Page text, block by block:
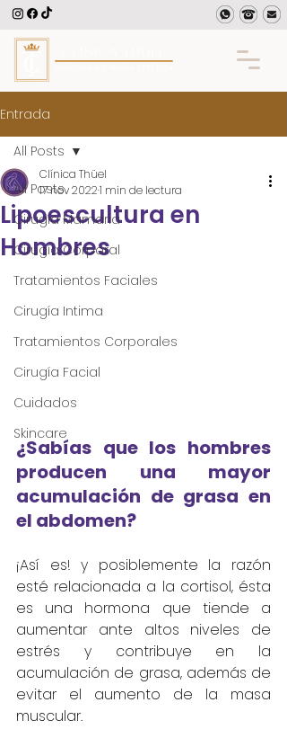
Entrada
All Posts
Cirugía Mamaria
Cirugía Corporal
Tratamientos Faciales
Cirugía Intima
Tratamientos Corporales
Cirugía Facial
Cuidados
Skincare
All Posts
Lipoescultura en
Hombres
Clínica Thüel
17 nov 20221 min de lectura
¿Sabías que los hombres
producen una mayor
acumulación de grasa en
el abdomen?
¡Así es! y posiblemente la razón
esté relacionada a la cortisol, ésta
es una hormona que tiende a
aumentar ante altos niveles de
estrés y contribuye en la
acumulación de grasa, además de
evitar el aumento de la masa
muscular.